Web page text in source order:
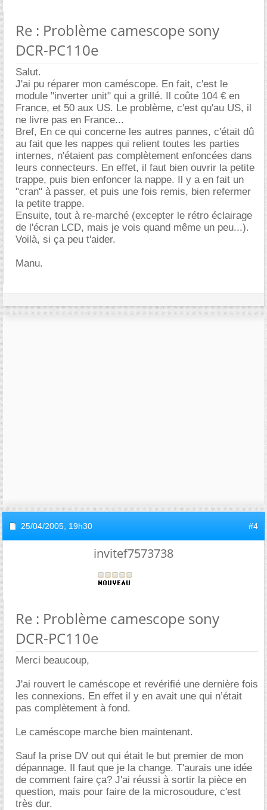
Re : Problème camescope sony
DCR-PC110e
Salut.
J'ai pu réparer mon caméscope. En fait, c'est le
module "inverter unit" qui a grillé. Il coûte 104 € en
France, et 50 aux US. Le problème, c'est qu'au US, il
ne livre pas en France...
Bref, En ce qui concerne les autres pannes, c'était dû
au fait que les nappes qui relient toutes les parties
internes, n'étaient pas complètement enfoncées dans
leurs connecteurs. En effet, il faut bien ouvrir la petite
trappe, puis bien enfoncer la nappe. Il y a en fait un
"cran" à passer, et puis une fois remis, bien refermer
la petite trappe.
Ensuite, tout à re-marché (excepter le rétro éclairage
de l'écran LCD, mais je vois quand même un peu...).
Voilà, si ça peu t'aider.
Manu.
25/04/2005, 19h30 #4
invitef7573738
Re : Problème camescope sony
DCR-PC110e
Merci beaucoup,
J'ai rouvert le caméscope et revérifié une dernière fois
les connexions. En effet il y en avait une qui n’était
pas complètement à fond.
Le caméscope marche bien maintenant.
Sauf la prise DV out qui était le but premier de mon
dépannage. Il faut que je la change. T'aurais une idée
de comment faire ça? J'ai réussi à sortir la pièce en
question, mais pour faire de la microsoudure, c'est
très dur.